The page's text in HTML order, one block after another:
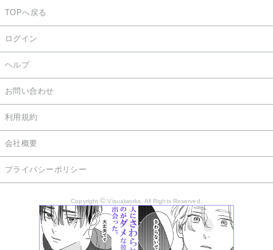
TOPへ戻る
ログイン
ヘルプ
お問い合わせ
利用規約
会社概要
プライバシーポリシー
Copyright© Visualworks. All Rights Reserved.